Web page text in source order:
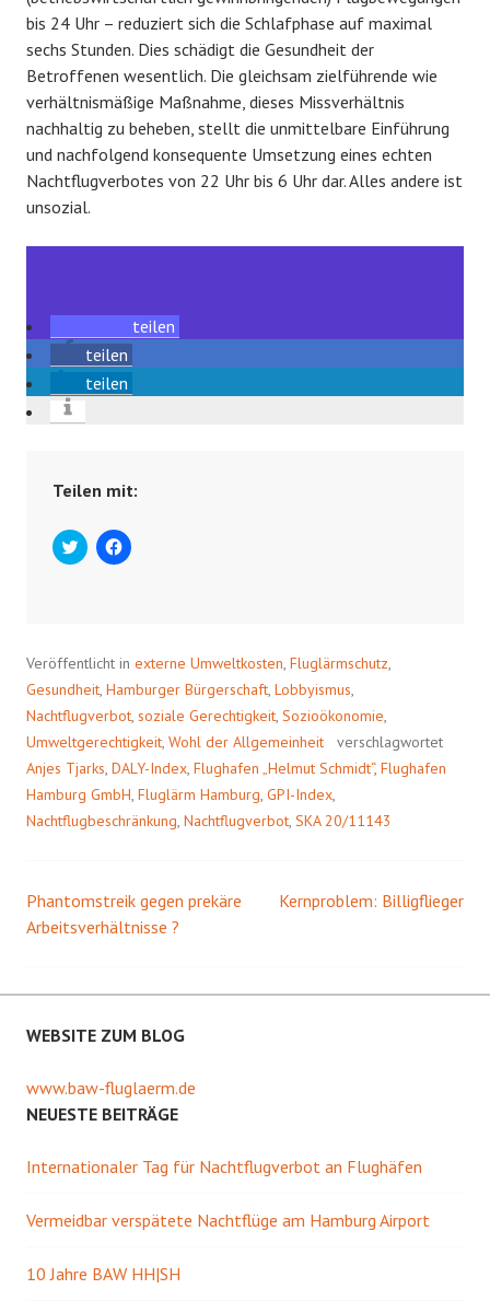
bis 24 Uhr – reduziert sich die Schlafphase auf maximal
sechs Stunden. Dies schädigt die Gesundheit der
Betroffenen wesentlich. Die gleichsam zielführende wie
verhältnismäßige Maßnahme, dieses Missverhältnis
nachhaltig zu beheben, stellt die unmittelbare Einführung
und nachfolgend konsequente Umsetzung eines echten
Nachtflugverbotes von 22 Uhr bis 6 Uhr dar. Alles andere ist
unsozial.
teilen
teilen
teilen
Teilen mit:
C
l
h
a
r
e
o
n
T
w
i
t
e
r
d
i
n
m
e
n
e
r
g
e
f
t
)
K
l
a
u
f
F
a
e
b
o
o
k
z
u
e
n
(
i
n
e
m
F
e
n
e
ö
n
e
Veröffentlicht in externe Umweltkosten, Fluglärmschutz,
Gesundheit, Hamburger Bürgerschaft, Lobbyismus,
Nachtflugverbot, soziale Gerechtigkeit, Sozioökonomie,
Umweltgerechtigkeit, Wohl der Allgemeinheit
verschlagwortet
Anjes Tjarks, DALY-Index, Flughafen „Helmut Schmidt“, Flughafen
Hamburg GmbH, Fluglärm Hamburg, GPI-Index,
Nachtflugbeschränkung, Nachtflugverbot, SKA 20/11143
Beitrags-
Phantomstreik gegen prekäre
Arbeitsverhältnisse ?
Kernproblem: Billigflieger
WEBSITE ZUM BLOG
www.baw-fluglaerm.de
NEUESTE BEITRÄGE
Internationaler Tag für Nachtflugverbot an Flughäfen
Vermeidbar verspätete Nachtflüge am Hamburg Airport
10 Jahre BAW HH|SH